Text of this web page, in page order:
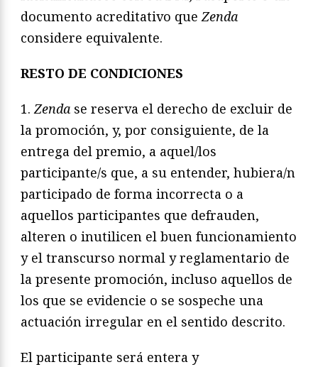
documento acreditativo queZenda
considere equivalente.
RESTO DE CONDICIONES
1.Zenda se reserva el derecho de excluir de
la promoción, y, por consiguiente, de la
entrega del premio, a aquel/los
participante/s que, a su entender, hubiera/n
participado de forma incorrecta o a
aquellos participantes que defrauden,
alteren o inutilicen el buen funcionamiento
y el transcurso normal y reglamentario de
la presente promoción, incluso aquellos de
los que se evidencie o se sospeche una
actuación irregular en el sentido descrito.
El participante será entera y